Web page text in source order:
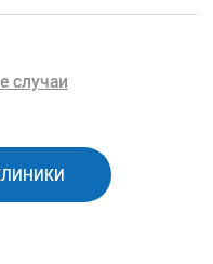
деонтологии на
случаи